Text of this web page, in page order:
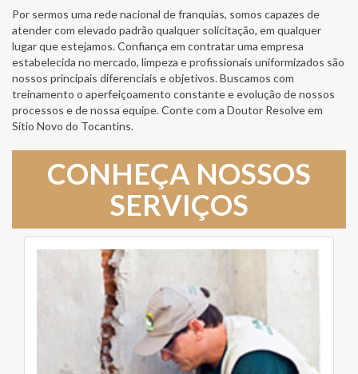
Por sermos uma rede nacional de franquias, somos capazes de
atender com elevado padrão qualquer solicitação, em qualquer
lugar que estejamos. Confiança em contratar uma empresa
estabelecida no mercado, limpeza e profissionais uniformizados são
nossos principais diferenciais e objetivos. Buscamos com
treinamento o aperfeiçoamento constante e evolução de nossos
processos e de nossa equipe. Conte com a Doutor Resolve em
Sítio Novo do Tocantins.
CONHEÇA NOSSOS
SERVIÇOS